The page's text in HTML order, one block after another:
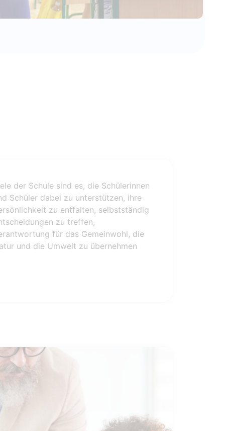
der Schule sind es, die Schülerinnen
Schüler dabei zu unterstützen, ihre
zu entfalten, selbstständig
zu treffen,
für das Gemeinwohl, die
und die Umwelt zu übernehmen